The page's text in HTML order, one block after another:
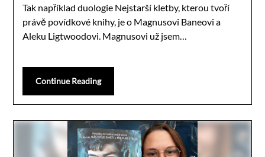
Tak například duologie Nejstarší kletby, kterou tvoří
právě povídkové knihy, je o Magnusovi Baneovi a
Aleku Ligtwoodovi. Magnusovi už jsem…
Continue Reading